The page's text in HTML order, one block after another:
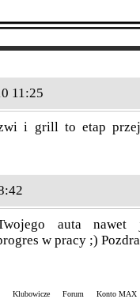
11:25
i grill to etap
auta
w pracy ;)
Klubowicze Forum
Konto MAX